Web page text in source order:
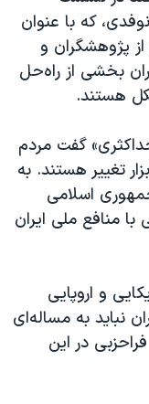
که با عنوان
پژوهشگران و
بخشی از راه‌حل
هستند.
گفت مردم
تغییر هستند. به
اسلامی
منافع ملی ایران
و اروپایی
نباید به مساله‌ای
در این